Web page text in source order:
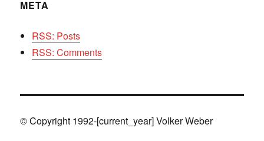
META
RSS: Posts
RSS: Comments
© Copyright 1992-[current_year] Volker Weber